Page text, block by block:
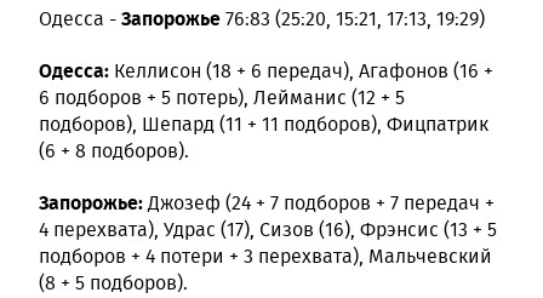
Одесса -Запорожье76:83 (25:20, 15:21, 17:13, 19:29)
Одесса: Келлисон (18 + 6 передач), Агафонов (16 +
6 подборов + 5 потерь), Лейманис (12 + 5
подборов), Шепард (11 + 11 подборов), Фицпатрик
(6 + 8 подборов).
Запорожье:Джозеф (24 + 7 подборов + 7 передач +
4 перехвата), Удрас (17), Сизов (16), Фрэнсис (13 + 5
подборов + 4 потери + 3 перехвата), Мальчевский
(8 + 5 подборов).